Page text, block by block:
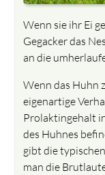
Wenn sie ihr Ei
Gegacker das
an die
Wenn das Huhn
eigenartige
Prolaktingehalt
des Huhnes
gibt die
man die